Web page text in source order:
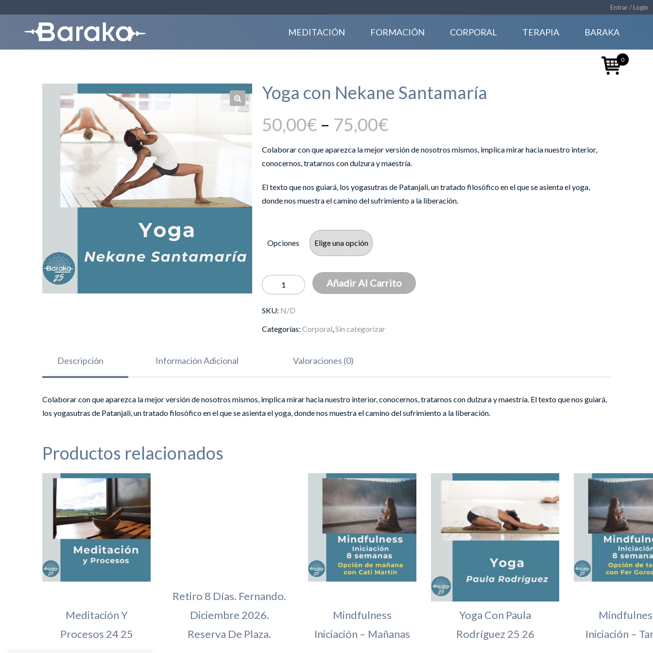
Entrar / Login
MEDITACIÓN FORMACIÓN CORPORAL TERAPIA BARAKA
Yoga con Nekane Santamaría
50,00€ – 75,00€
Colaborar con que aparezca la mejor versión de nosotros mismos, implica mirar hacia nuestro interior,
conocernos, tratarnos con dulzura y maestría.
El texto que nos guiará, los yogasutras de Patanjali, un tratado filosófico en el que se asienta el yoga,
donde nos muestra el camino del sufrimiento a la liberación.
Opciones
Yoga
con
Nekane
cantidad
Añadir Al Carrito
SKU: N/D
Categorías: Corporal Sin categorizar
Descripción Información Adicional Valoraciones (0)
Colaborar con que aparezca la mejor versión de nosotros mismos, implica mirar hacia nuestro interior, conocernos, tratarnos con dulzura y maestría. El texto que nos guiará,
los yogasutras de Patanjali, un tratado filosófico en el que se asienta el yoga, donde nos muestra el camino del sufrimiento a la liberación.
Productos relacionados
Meditación Y
Procesos 24 25
Retiro 8 Días. Fernando.
Diciembre 2026.
Reserva De Plaza.
Mindfulness
Iniciación – Mañanas
Yoga Con Paula
Rodríguez 25 26
Iniciación –
0